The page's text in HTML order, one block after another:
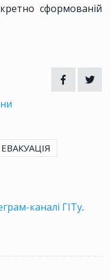
сформованій
ЕВАКУАЦІЯ
каналі ГІТу.